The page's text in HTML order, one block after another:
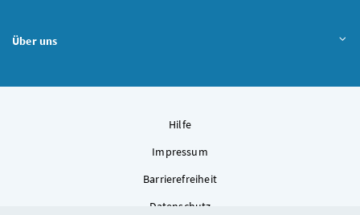
Über uns
Hilfe
Impressum
Barrierefreiheit
Datenschutz